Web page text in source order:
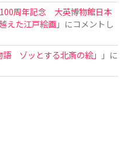
周年記念 大英博物館日本
えた江戸絵画」にコメントし
ゾッとする北斎の絵」
」に